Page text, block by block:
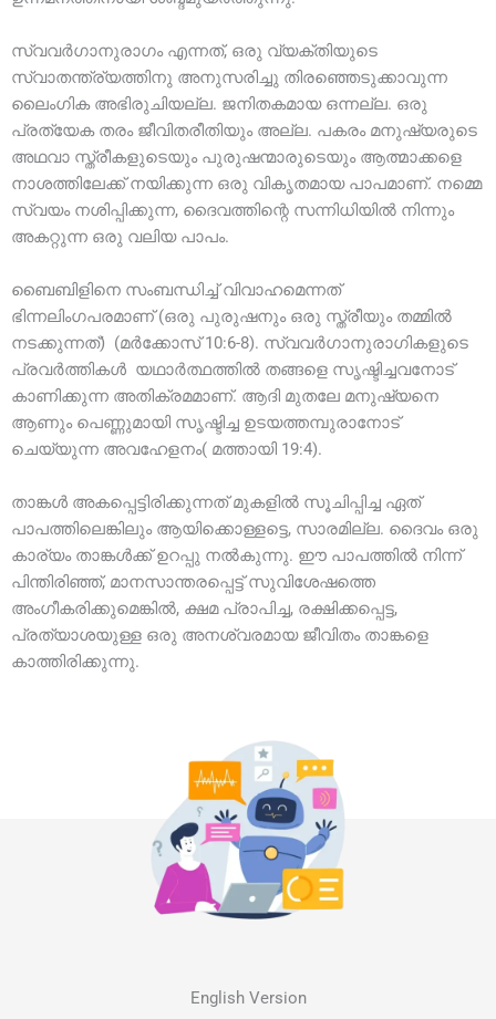
സ്വവർഗാനുരാഗം എന്നത്, ഒരു വ്യക്തിയുടെ
സ്വാതന്ത്ര്യത്തിനു അനുസരിച്ചു തിരഞ്ഞെടുക്കാവുന്ന
ലൈംഗിക അഭിരുചിയല്ല. ജനിതകമായ ഒന്നല്ല. ഒരു
പ്രത്യേക തരം ജീവിതരീതിയും അല്ല. പകരം മനുഷ്യരുടെ
അഥവാ സ്ത്രീകളുടെയും പുരുഷന്മാരുടെയും ആത്മാക്കളെ
നാശത്തിലേക്ക് നയിക്കുന്ന ഒരു വികൃതമായ പാപമാണ്. നമ്മെ
സ്വയം നശിപ്പിക്കുന്ന, ദൈവത്തിന്റെ സന്നിധിയിൽ നിന്നും
അകറ്റുന്ന ഒരു വലിയ പാപം.
ബൈബിളിനെ സംബന്ധിച്ച് വിവാഹമെന്നത്
ഭിന്നലിംഗപരമാണ് (ഒരു പുരുഷനും ഒരു സ്ത്രീയും തമ്മിൽ
നടക്കുന്നത്) (മർക്കോസ് 10:6-8). സ്വവർഗാനുരാഗികളുടെ
പ്രവർത്തികൾ യഥാർത്ഥത്തിൽ തങ്ങളെ സൃഷ്ടിച്ചവനോട്
കാണിക്കുന്ന അതിക്രമമാണ്. ആദി മുതലേ മനുഷ്യനെ
ആണും പെണ്ണുമായി സൃഷ്ടിച്ച ഉടയത്തമ്പുരാനോട്
ചെയ്യുന്ന അവഹേളനം( മത്തായി 19:4).
താങ്കൾ അകപ്പെട്ടിരിക്കുന്നത് മുകളിൽ സൂചിപ്പിച്ച ഏത്
പാപത്തിലെങ്കിലും ആയിക്കൊള്ളട്ടെ, സാരമില്ല. ദൈവം ഒരു
കാര്യം താങ്കൾക്ക് ഉറപ്പു നൽകുന്നു. ഈ പാപത്തിൽ നിന്ന്
പിന്തിരിഞ്ഞ്, മാനസാന്തരപ്പെട്ട് സുവിശേഷത്തെ
അംഗീകരിക്കുമെങ്കിൽ, ക്ഷമ പ്രാപിച്ച, രക്ഷിക്കപ്പെട്ട,
പ്രത്യാശയുള്ള ഒരു അനശ്വരമായ ജീവിതം താങ്കളെ
കാത്തിരിക്കുന്നു.
English Version